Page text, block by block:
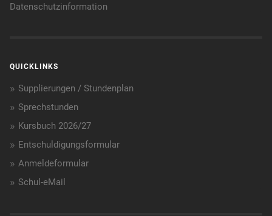
Datenschutzinformation
QUICKLINKS
Supplierungen / Stundenplan
Sprechstunden
Kursbuch 2026/27
Entschuldigungsformular
Anmeldeformular
Schul-eMail